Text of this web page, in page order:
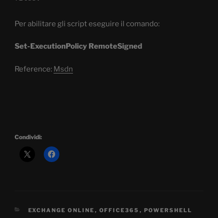
Per abilitare gli script eseguire il comando:
Set-ExecutionPolicy RemoteSigned
Reference: Msdn
Condividi:
CATEGORIE
EXCHANGE ONLINE , OFFICE365 , POWERSHELL